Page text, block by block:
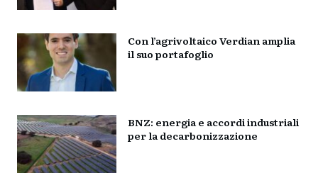
Con l’agrivoltaico Verdian amplia
il suo portafoglio
BNZ: energia e accordi industriali
per la decarbonizzazione